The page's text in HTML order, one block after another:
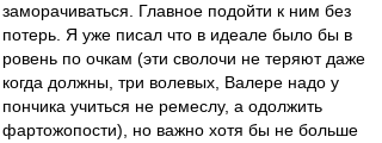
заморачиваться. Главное подойти к ним без
потерь. Я уже писал что в идеале было бы в
ровень по очкам (эти сволочи не теряют даже
когда должны, три волевых, Валере надо у
пончика учиться не ремеслу, а одолжить
фартожопости), но важно хотя бы не больше